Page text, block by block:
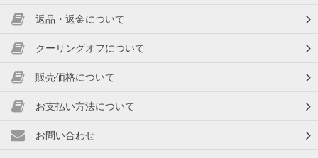
返品・返金について
クーリングオフについて
販売価格について
お支払い方法について
お問い合わせ